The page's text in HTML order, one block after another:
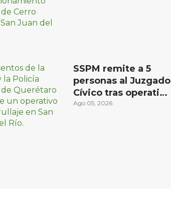
SSPM remite a 5
personas al Juzgado
Cívico tras operativo
en San Juan del Río
Ago 05, 2026